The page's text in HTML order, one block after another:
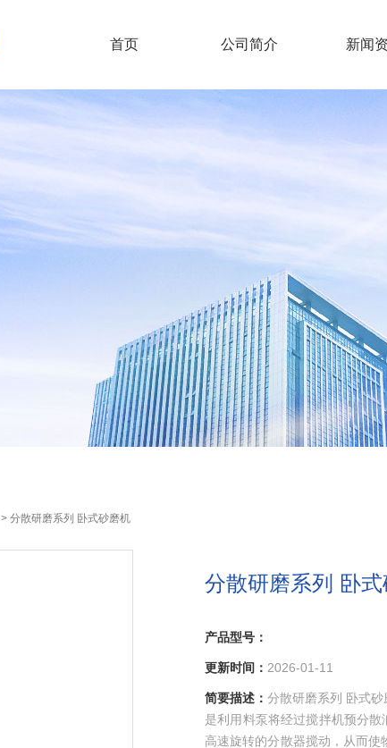
首页 公司简介 新闻
> 分散研磨系列 卧式砂磨机
分散研磨系列 卧
产品型号：
更新时间： 2026-01-11
简要描述： 分散研磨系列 卧式砂
是利用料泵将经过搅拌机预分
高速旋转的分散器搅动，从而使